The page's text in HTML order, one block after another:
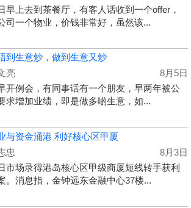
早上去到茶餐厅，有客人话收到一个offer，
司一个物业，价钱非常好，虽然该...
到生意炒，做到生意又炒
亮
8月5日
开例会，有同事话有一个朋友，早两年被公
求增加业绩，即是做多啲生意，如...
与资金涌港 利好核心区甲厦
忠
8月3日
市场录得港岛核心区甲级商厦短线转手获利
。消息指，金钟远东金融中心37楼...